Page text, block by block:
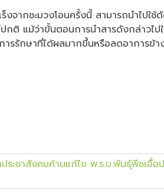
งจากชะมวงโอนครั้งนี้ สามารถนำไปใช้
ติ แม้ว่าขั้นตอนการนำสารดังกล่าวไปใ
รรักษาที่ได้ผลมากขึ้นหรือลดอาการข้า
ระชาสังคมค้านแก้ไข พ.ร.บ.พันธุ์พืชเอื้อ